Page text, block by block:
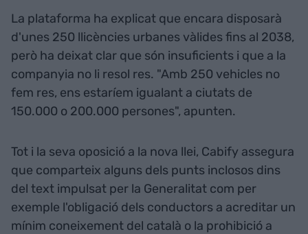
La plataforma ha explicat que encara disposarà
d'unes 250 llicències urbanes vàlides fins al 2038,
però ha deixat clar que són insuficients i que a la
companyia no li resol res. "Amb 250 vehicles no
fem res, ens estaríem igualant a ciutats de
150.000 o 200.000 persones", apunten.
Tot i la seva oposició a la nova llei, Cabify assegura
que comparteix alguns dels punts inclosos dins
del text impulsat per la Generalitat com per
exemple l'obligació dels conductors a acreditar un
mínim coneixement del català o la prohibició a